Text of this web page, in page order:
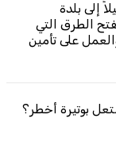
إلى بلدة
الطرق التي
على تأمين
بوتيرة أخطر؟